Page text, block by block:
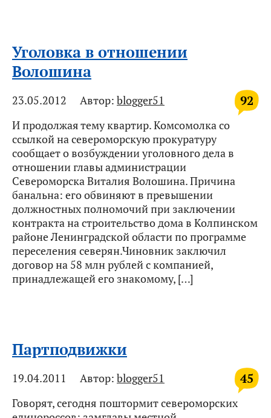
Уголовка в отношении
Волошина
92
23.05.2012 Автор: blogger51
И продолжая тему квартир. Комсомолка со
ссылкой на североморскую прокуратуру
сообщает о возбуждении уголовного дела в
отношении главы администрации
Североморска Виталия Волошина. Причина
банальна: его обвиняют в превышении
должностных полномочий при заключении
контракта на строительство дома в Колпинском
районе Ленинградской области по программе
переселения северян.Чиновник заключил
договор на 58 млн рублей с компанией,
принадлежащей его знакомому, […]
Партподвижки
45
19.04.2011 Автор: blogger51
Говорят, сегодня поштормит североморских